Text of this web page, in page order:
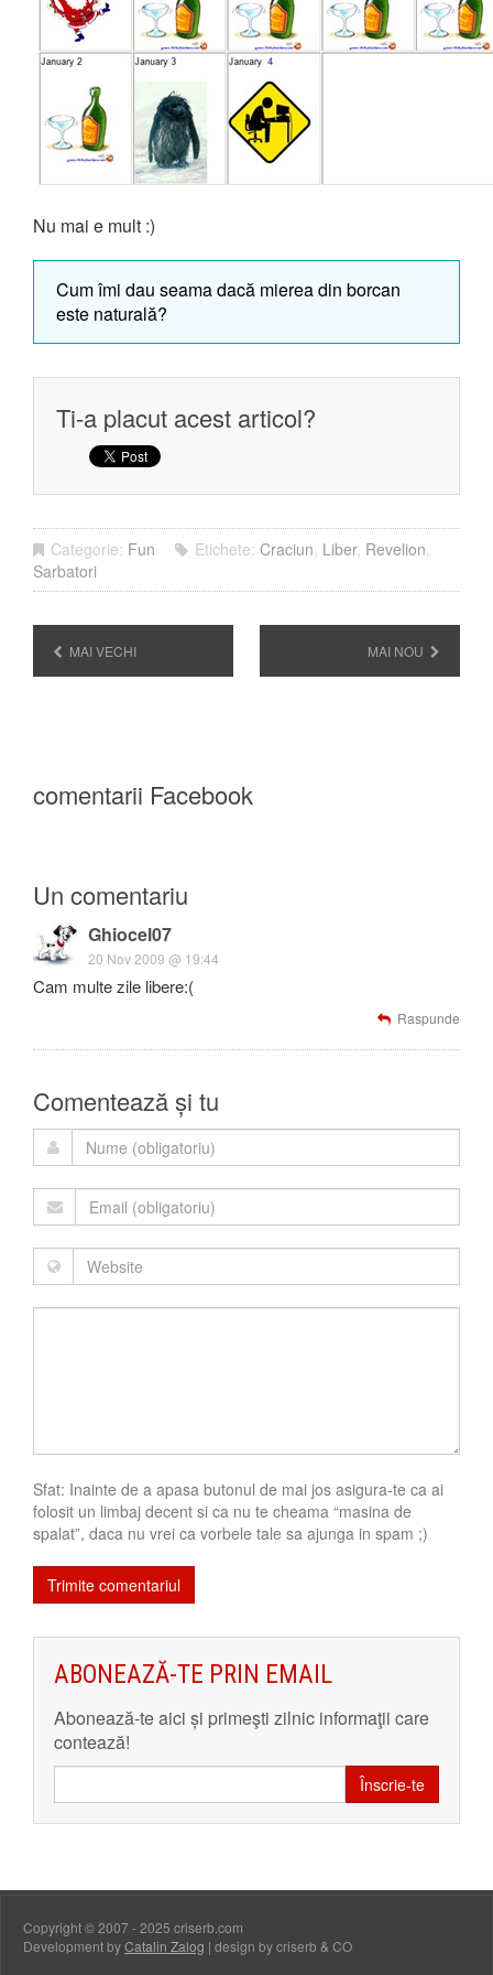
Nu mai e mult :)
Cum îmi dau seama dacă mierea din borcan
este naturală?
Ti-a placut acest articol?
Categorie: Fun Etichete: Craciun, Liber, Revelion,
Sarbatori
MAI VECHI MAI NOU
comentarii Facebook
Un comentariu
Ghiocel07
20 Nov 2009 @ 19:44
Cam multe zile libere:(
Raspunde
Comentează și tu
Sfat: Inainte de a apasa butonul de mai jos asigura-te ca ai
folosit un limbaj decent si ca nu te cheama “masina de
spalat”, daca nu vrei ca vorbele tale sa ajunga in spam ;)
ABONEAZĂ-TE PRIN EMAIL
Abonează-te aici și primeşti zilnic informaţii care
contează!
Înscrie-te
Copyright © 2007 - 2025 criserb.com
Development byCatalin Zalog | design by criserb & CO